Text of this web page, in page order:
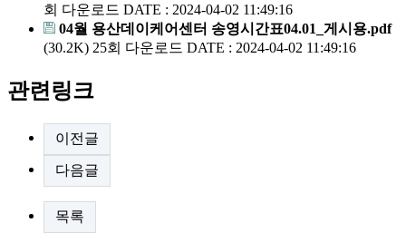
회 다운로드 DATE : 2024-04-02 11:49:16
04월 용산데이케어센터 송영시간표04.01_게시용.pdf
(30.2K) 25회 다운로드 DATE : 2024-04-02 11:49:16
관련링크
이전글
다음글
목록